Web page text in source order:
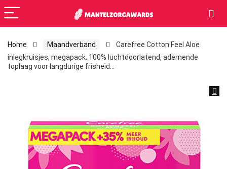
Home Maandverband
Carefree Cotton Feel Aloe
inlegkruisjes, megapack, 100% luchtdoorlatend, ademende
toplaag voor langdurige frisheid…